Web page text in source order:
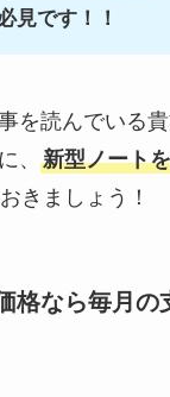
見です！！
を読んでいる
、 新型ノート
きましょう！
格なら毎月の